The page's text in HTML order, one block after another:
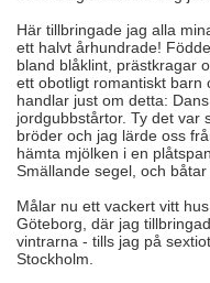
Här tillbringade jag alla
ett halvt århundrade!
bland blåklint, prästkragar
ett obotligt romantiskt barn
handlar just om detta:
jordgubbstårtor. Ty det var
bröder och jag lärde oss
hämta mjölken i en
Smällande segel, och
Målar nu ett vackert vitt
Göteborg, där jag
vintrarna - tills jag på
Stockholm.